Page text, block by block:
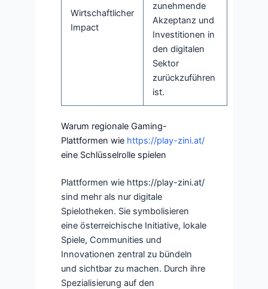
Wirtschaftlicher
Impact
zunehmende
Akzeptanz und
Investitionen in
den digitalen
Sektor
zurückzuführen
ist.
Warum regionale Gaming-
Plattformen wie https://play-zini.at/
eine Schlüsselrolle spielen
Plattformen wie https://play-zini.at/
sind mehr als nur digitale
Spielotheken. Sie symbolisieren
eine österreichische Initiative, lokale
Spiele, Communities und
Innovationen zentral zu bündeln
und sichtbar zu machen. Durch ihre
Spezialisierung auf den